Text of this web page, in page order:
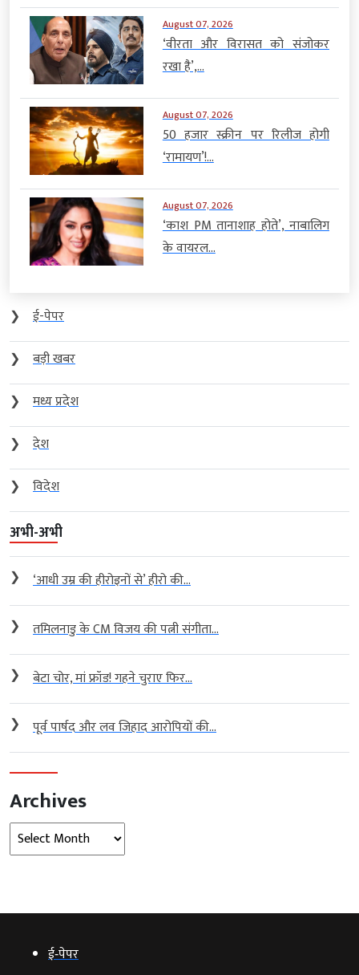
August 07, 2026
‘वीरता और विरासत को संजोकर
रखा है’,...
August 07, 2026
50 हजार स्क्रीन पर रिलीज होगी
‘रामायण’!...
August 07, 2026
‘काश PM तानाशाह होते’, नाबालिग
के वायरल...
❯
ई-पेपर
❯
बड़ी खबर
❯
मध्य प्रदेश
❯
देश
❯
विदेश
अभी-अभी
❯ ‘आधी उम्र की हीरोइनों से’ हीरो की...
❯ तमिलनाडु के CM विजय की पत्नी संगीता...
❯ बेटा चोर, मां फ्रॉड! गहने चुराए फिर...
❯ पूर्व पार्षद और लव जिहाद आरोपियों की...
Archives
Archives
ई‑पेपर